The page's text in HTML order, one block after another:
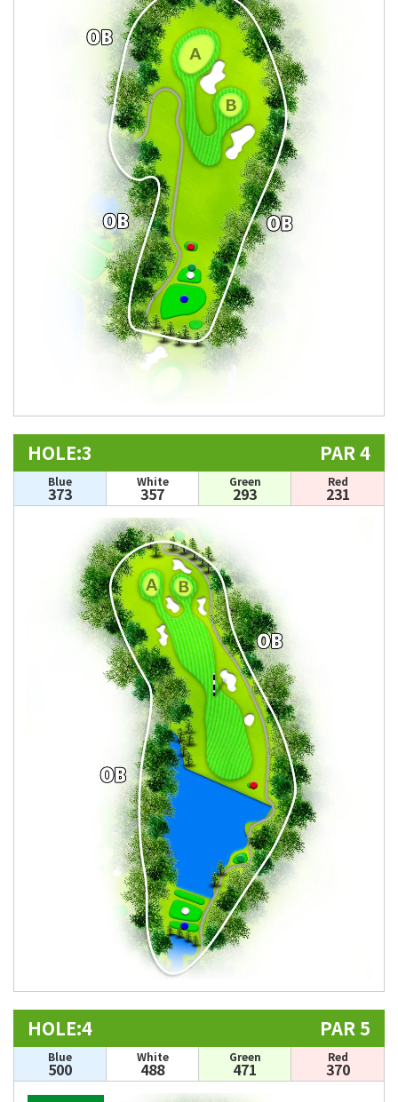
HOLE:3 PAR 4
Blue
373
White
357
Green
293
Red
231
HOLE:4 PAR 5
Blue
500
White
488
Green
471
Red
370